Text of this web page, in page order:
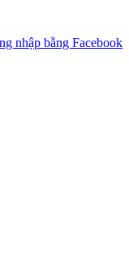
nhập bằng Facebook